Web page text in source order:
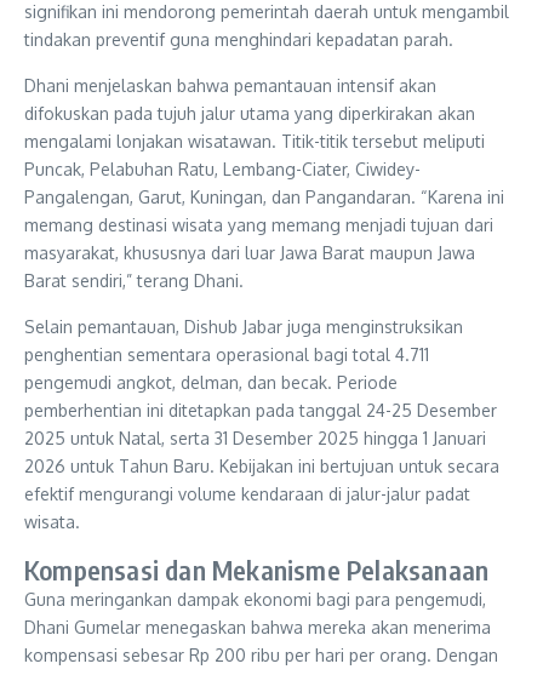
signifikan ini mendorong pemerintah daerah untuk mengambil
tindakan preventif guna menghindari kepadatan parah.
Dhani menjelaskan bahwa pemantauan intensif akan
difokuskan pada tujuh jalur utama yang diperkirakan akan
mengalami lonjakan wisatawan. Titik-titik tersebut meliputi
Puncak, Pelabuhan Ratu, Lembang-Ciater, Ciwidey-
Pangalengan, Garut, Kuningan, dan Pangandaran. “Karena ini
memang destinasi wisata yang memang menjadi tujuan dari
masyarakat, khususnya dari luar Jawa Barat maupun Jawa
Barat sendiri,” terang Dhani.
Selain pemantauan, Dishub Jabar juga menginstruksikan
penghentian sementara operasional bagi total 4.711
pengemudi angkot, delman, dan becak. Periode
pemberhentian ini ditetapkan pada tanggal 24-25 Desember
2025 untuk Natal, serta 31 Desember 2025 hingga 1 Januari
2026 untuk Tahun Baru. Kebijakan ini bertujuan untuk secara
efektif mengurangi volume kendaraan di jalur-jalur padat
wisata.
Kompensasi dan Mekanisme Pelaksanaan
Guna meringankan dampak ekonomi bagi para pengemudi,
Dhani Gumelar menegaskan bahwa mereka akan menerima
kompensasi sebesar Rp 200 ribu per hari per orang. Dengan